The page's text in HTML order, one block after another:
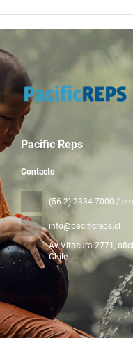
Pacific Reps
Contacto
(56-2) 2334 7000 /
info@pacificreps.cl
Av Vitacura 2771,
Chile